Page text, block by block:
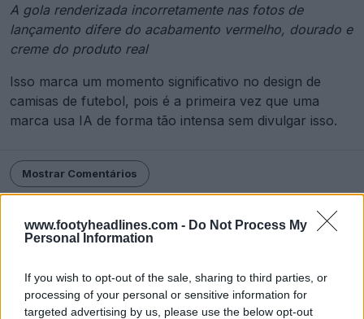
www.footyheadlines.com - Do Not Process My
Personal Information
If you wish to opt-out of the sale, sharing to third parties, or
processing of your personal or sensitive information for
targeted advertising by us, please use the below opt-out
A gola renderizada incorretamente nas fotos de
lançamento difere do acabamento vermelho, dourado e
creme do produto real
Isso marca um momento significativo no design de
camisas de futebol, pois é a primeira vez que uma
marca usa IA de forma tão intensa sem divulgar isso.
Mostrar Comentários
Championship Errea Kit Watch
Sheffield United
Compartilhar